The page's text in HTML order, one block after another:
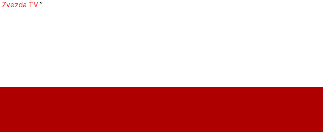
Zvezda TV”.